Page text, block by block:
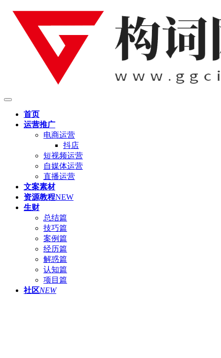
首页
运营推广
电商运营
抖店
短视频运营
自媒体运营
直播运营
文案素材
资源教程NEW
生财
总结篇
技巧篇
案例篇
经历篇
解惑篇
认知篇
项目篇
社区NEW